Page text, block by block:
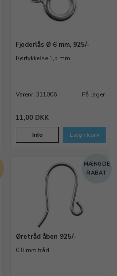
Fjederlås Ø 6 mm, 925/-
Rørtykkelse 1,5 mm
Varenr. 311006 På lager
11,00 DKK
Info Læg i kurv
MÆNGDE
RABAT
Øretråd åben 925/-
0,8 mm tråd